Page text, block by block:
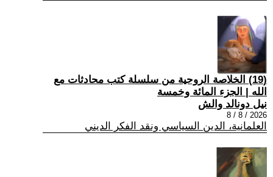
(19) الخلاصة الروحية من سلسلة كتب محادثات مع
الله | الجزء المائة وخمسة
نيل دونالد والش
2026 / 8 / 8
العلمانية، الدين السياسي ونقد الفكر الديني